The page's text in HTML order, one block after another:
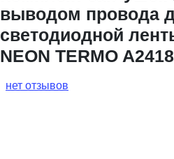
выводом провода
светодиодной
NEON TERMO
нет отзывов